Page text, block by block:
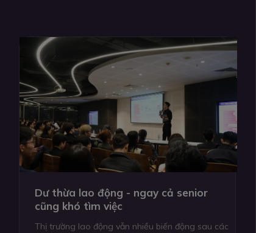
Dư thừa lao động - ngay cả senior
cũng khó tìm việc
Thị trường lao động vẫn nhiều biến động sau các